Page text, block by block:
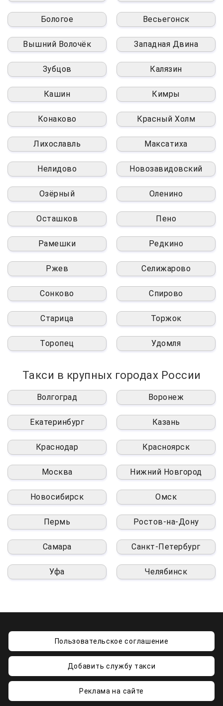
Бологое Весьегонск
Вышний Волочёк Западная Двина
Зубцов Калязин
Кашин Кимры
Конаково Красный Холм
Лихославль Максатиха
Нелидово Новозавидовский
Озёрный Оленино
Осташков Пено
Рамешки Редкино
Ржев Селижарово
Сонково Спирово
Старица Торжок
Торопец Удомля
Такси в крупных городах России
Волгоград Воронеж
Екатеринбург Казань
Краснодар Красноярск
Москва Нижний Новгород
Новосибирск Омск
Пермь Ростов-на-Дону
Самара Санкт-Петербург
Уфа Челябинск
Пользовательское соглашение
Добавить службу такси
Реклама на сайте